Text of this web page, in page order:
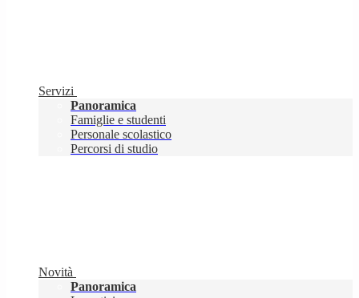
Servizi
Panoramica
Famiglie e studenti
Personale scolastico
Percorsi di studio
Novità
Panoramica